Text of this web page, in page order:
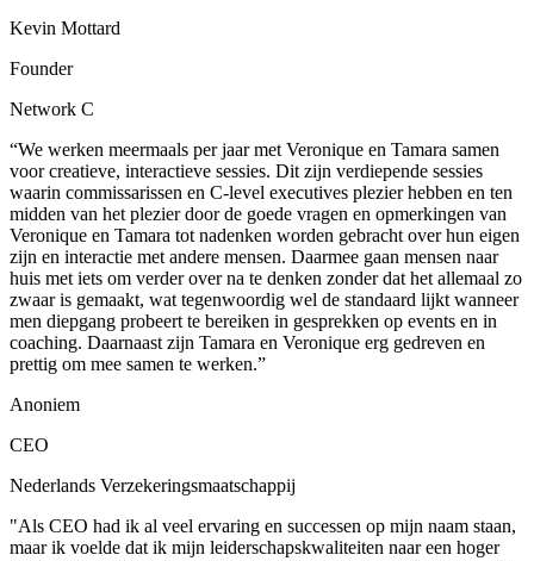
Kevin Mottard
Founder
Network C
“We werken meermaals per jaar met Veronique en Tamara samen
voor creatieve, interactieve sessies. Dit zijn verdiepende sessies
waarin commissarissen en C-level executives plezier hebben en ten
midden van het plezier door de goede vragen en opmerkingen van
Veronique en Tamara tot nadenken worden gebracht over hun eigen
zijn en interactie met andere mensen. Daarmee gaan mensen naar
huis met iets om verder over na te denken zonder dat het allemaal zo
zwaar is gemaakt, wat tegenwoordig wel de standaard lijkt wanneer
men diepgang probeert te bereiken in gesprekken op events en in
coaching. Daarnaast zijn Tamara en Veronique erg gedreven en
prettig om mee samen te werken.”
Anoniem
CEO
Nederlands Verzekeringsmaatschappij
"Als CEO had ik al veel ervaring en successen op mijn naam staan,
maar ik voelde dat ik mijn leiderschapskwaliteiten naar een hoger